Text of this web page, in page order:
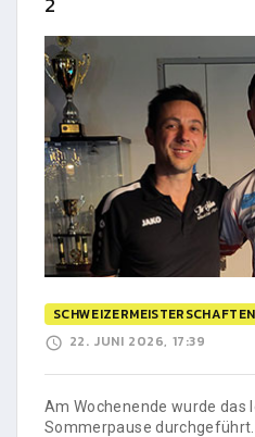
SCHWEIZERMEISTERSCHAFTEN
22. JUNI 2026, 17:39
Am Wochenende wurde das
Sommerpause